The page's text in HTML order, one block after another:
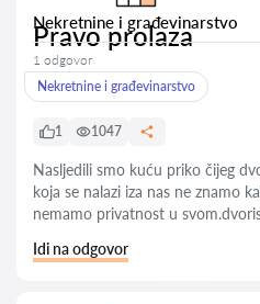
Nekretnine i građevinarstvo
Pravo prolaza
1 odgovor
Nekretnine i građevinarstvo
1 1047
Nasljedili smo kuću priko čijeg
koja se nalazi iza nas ne znamo
nemamo privatnost u
Idi na odgovor